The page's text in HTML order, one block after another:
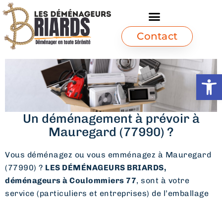
Ouvrir
Contact
Un déménagement à prévoir à
Mauregard (77990) ?
Vous déménagez ou vous emménagez à Mauregard
(77990) ? LES DÉMÉNAGEURS BRIARDS,
déménageurs à Coulommiers 77, sont à votre
service (particuliers et entreprises) de l’emballage